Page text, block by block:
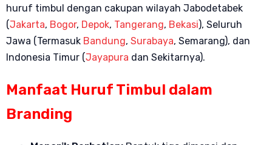
huruf timbul dengan cakupan wilayah Jabodetabek
(Jakarta, Bogor, Depok, Tangerang, Bekasi), Seluruh
Jawa (Termasuk Bandung, Surabaya, Semarang), dan
Indonesia Timur (Jayapura dan Sekitarnya).
Manfaat Huruf Timbul dalam
Branding